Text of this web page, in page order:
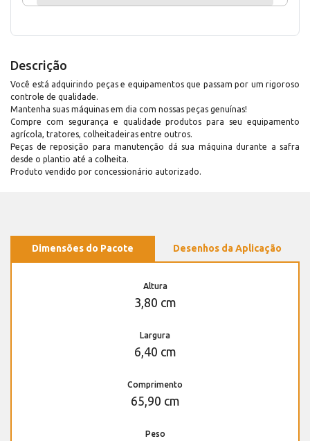
Descrição
Você está adquirindo peças e equipamentos que passam por um rigoroso
controle de qualidade.
Mantenha suas máquinas em dia com nossas peças genuínas!
Compre com segurança e qualidade produtos para seu equipamento
agrícola, tratores, colheitadeiras entre outros.
Peças de reposição para manutenção dá sua máquina durante a safra
desde o plantio até a colheita.
Produto vendido por concessionário autorizado.
Dimensões do Pacote Desenhos da Aplicação
Altura
3,80 cm
Largura
6,40 cm
Comprimento
65,90 cm
Peso